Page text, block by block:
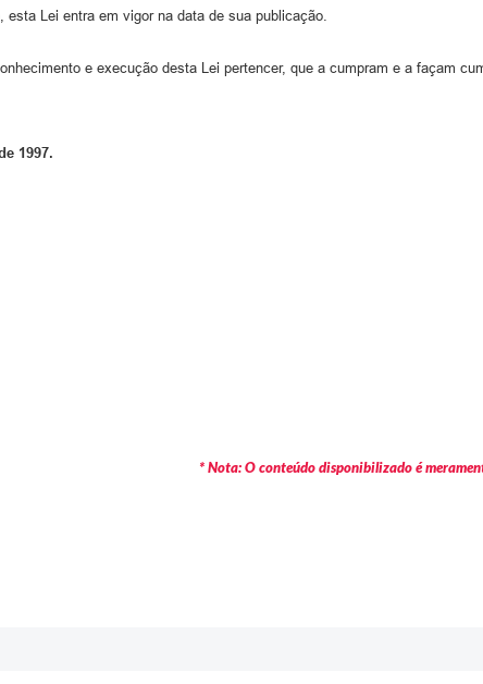
Lei entra em vigor na data de sua publicação.
e execução desta Lei pertencer, que a cumpram e a façam
1997.
* Nota: O conteúdo disponibilizado é